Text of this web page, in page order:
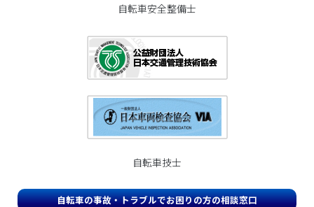
自転車安全整備士
自転車技士
自転車の事故・トラブルでお困りの方の相談窓口